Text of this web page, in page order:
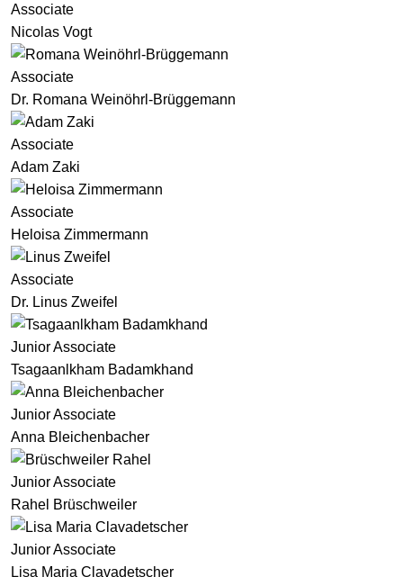
Associate
Nicolas Vogt
Associate
Dr. Romana Weinöhrl-Brüggemann
Associate
Adam Zaki
Associate
Heloisa Zimmermann
Associate
Dr. Linus Zweifel
Junior Associate
Tsagaanlkham Badamkhand
Junior Associate
Anna Bleichenbacher
Junior Associate
Rahel Brüschweiler
Junior Associate
Lisa Maria Clavadetscher